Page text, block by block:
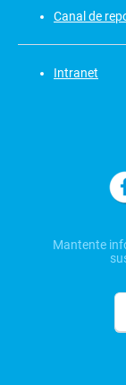
Canal de
Intranet
Mantente